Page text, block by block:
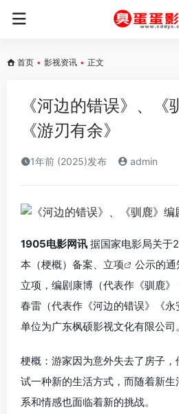
首页 • 影视资讯 • 正文
《河边的错误》、《
《游刃有余》
1年前 (2025)发布 admin
1905电影网讯 据国家电影局关于
本（梗概）备案、 立项
公示的通
立项，编剧康博（代表作《驯鹿
春雷（代表作《河边的错误》《
单位为广东枫硕影视文化有限公司。
梗概：游家因为意外失去了房子
试一种新的生活方式，而随着新
系和情感也面临着新的挑战。